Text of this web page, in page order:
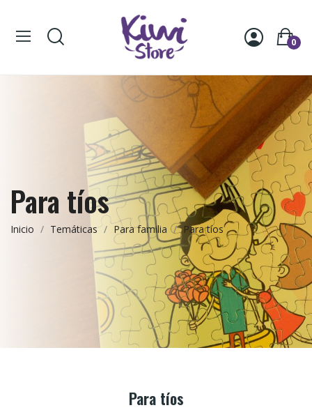
0
Para tíos
Inicio Temáticas Para familia Para tíos
Para tíos